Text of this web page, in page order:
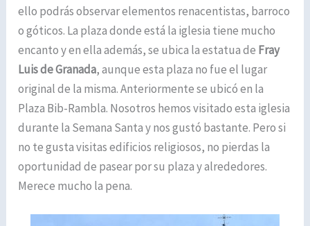
ello podrás observar elementos renacentistas, barroco
o góticos. La plaza donde está la iglesia tiene mucho
encanto y en ella además, se ubica la estatua de Fray
Luis de Granada, aunque esta plaza no fue el lugar
original de la misma. Anteriormente se ubicó en la
Plaza Bib-Rambla. Nosotros hemos visitado esta iglesia
durante la Semana Santa y nos gustó bastante. Pero si
no te gusta visitas edificios religiosos, no pierdas la
oportunidad de pasear por su plaza y alrededores.
Merece mucho la pena.